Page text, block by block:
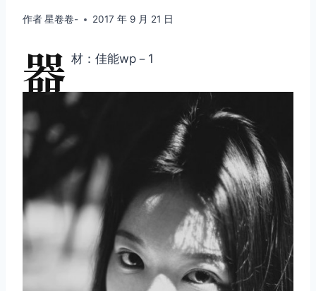
作者星卷卷- 2017 年 9 月 21 日
器 材：佳能wp－1